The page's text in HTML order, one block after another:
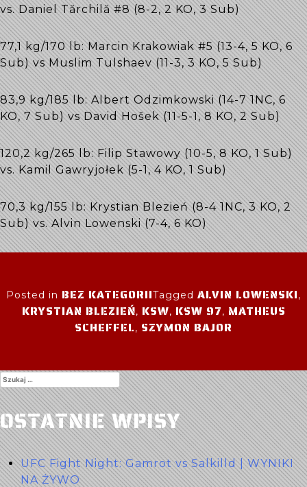
vs. Daniel Tărchilă #8 (8-2, 2 KO, 3 Sub)
77,1 kg/170 lb: Marcin Krakowiak #5 (13-4, 5 KO, 6
Sub) vs Muslim Tulshaev (11-3, 3 KO, 5 Sub)
83,9 kg/185 lb: Albert Odzimkowski (14-7 1NC, 6
KO, 7 Sub) vs David Hošek (11-5-1, 8 KO, 2 Sub)
120,2 kg/265 lb: Filip Stawowy (10-5, 8 KO, 1 Sub)
vs. Kamil Gawryjołek (5-1, 4 KO, 1 Sub)
70,3 kg/155 lb: Krystian Blezień (8-4 1NC, 3 KO, 2
Sub) vs. Alvin Lowenski (7-4, 6 KO)
Posted in BEZ KATEGORIITagged ALVIN LOWENSKI,
KRYSTIAN BLEZIEŃ, KSW, KSW 97, MATHEUS
SCHEFFEL, SZYMON BAJOR
Szukaj:
OSTATNIE WPISY
UFC Fight Night: Gamrot vs Salkilld | WYNIKI
NA ŻYWO